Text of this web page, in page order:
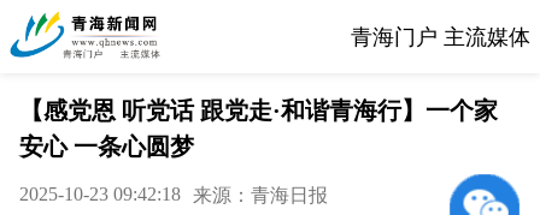
青海门户 主流媒体
【感党恩 听党话 跟党走·和谐青海行】一个家
安心 一条心圆梦
2025-10-23 09:42:18 来源：青海日报